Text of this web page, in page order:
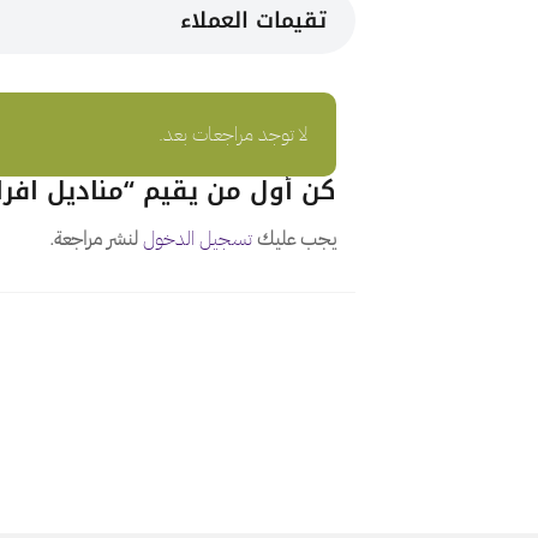
تقيمات العملاء
لا توجد مراجعات بعد.
كن أول من يقيم “مناديل
يجب عليكتسجيل الدخوللنشر مراجعة.